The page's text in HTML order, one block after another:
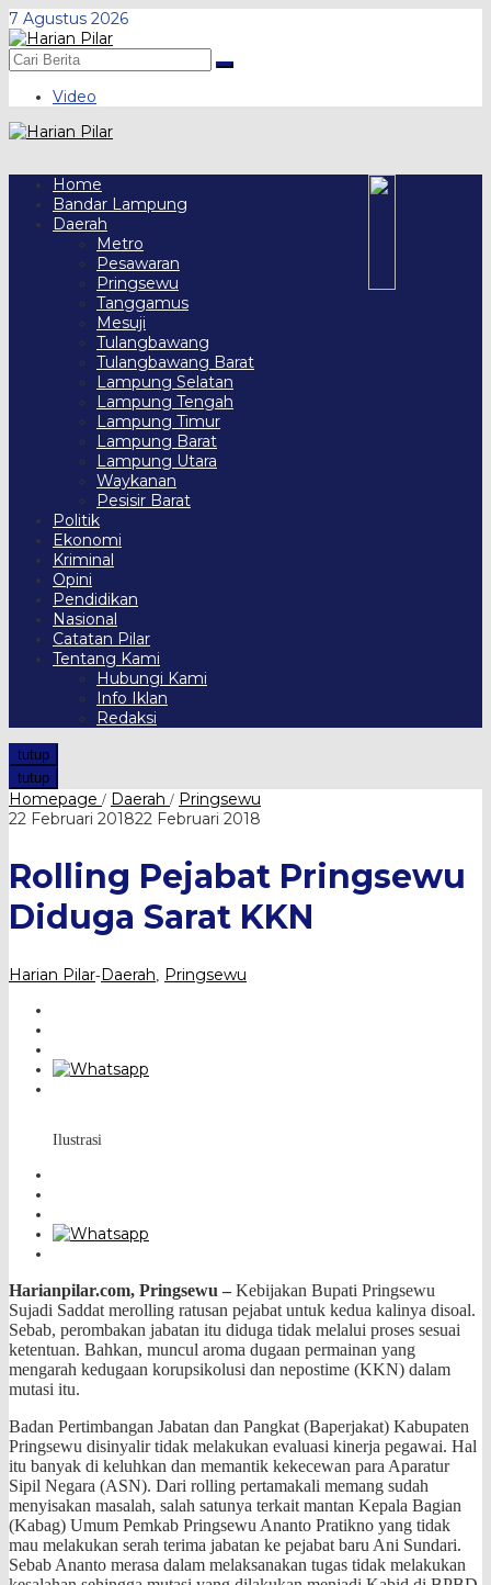
Skip
to
content
7 Agustus 2026
Video
Home
Bandar Lampung
Daerah
Metro
Pesawaran
Pringsewu
Tanggamus
Mesuji
Tulangbawang
Tulangbawang Barat
Lampung Selatan
Lampung Tengah
Lampung Timur
Lampung Barat
Lampung Utara
Waykanan
Pesisir Barat
Politik
Ekonomi
Kriminal
Opini
Pendidikan
Nasional
Catatan Pilar
Tentang Kami
Hubungi Kami
Info Iklan
Redaksi
tutup
tutup
Homepage / Daerah / Pringsewu
Sarat
KKN
22 Februari 201822 Februari 2018
Rolling Pejabat Pringsewu
Diduga Sarat KKN
Harian Pilar-Daerah Pringsewu
Ilustrasi
Harianpilar.com, Pringsewu – Kebijakan Bupati Pringsewu
Sujadi Saddat merolling ratusan pejabat untuk kedua kalinya disoal.
Sebab, perombakan jabatan itu diduga tidak melalui proses sesuai
ketentuan. Bahkan, muncul aroma dugaan permainan yang
mengarah kedugaan korupsikolusi dan nepostime (KKN) dalam
mutasi itu.
Badan Pertimbangan Jabatan dan Pangkat (Baperjakat) Kabupaten
Pringsewu disinyalir tidak melakukan evaluasi kinerja pegawai. Hal
itu banyak di keluhkan dan memantik kekecewan para Aparatur
Sipil Negara (ASN). Dari rolling pertamakali memang sudah
menyisakan masalah, salah satunya terkait mantan Kepala Bagian
(Kabag) Umum Pemkab Pringsewu Ananto Pratikno yang tidak
mau melakukan serah terima jabatan ke pejabat baru Ani Sundari.
Sebab Ananto merasa dalam melaksanakan tugas tidak melakukan